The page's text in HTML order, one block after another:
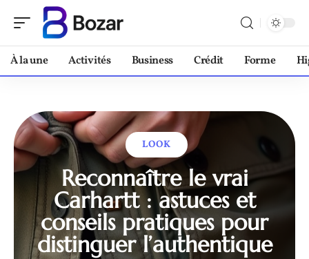
À la une Activités Business Crédit Forme
LOOK
Reconnaître le vrai
Carhartt : astuces et
conseils pratiques pour
distinguer l’authentique